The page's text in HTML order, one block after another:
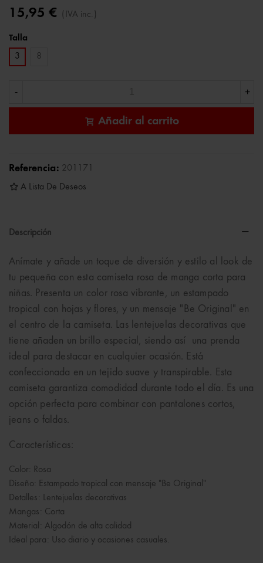
15,95 € (IVA inc.)
Talla
3
8
- +
Añadir al carrito
Referencia: 201171
A Lista De Deseos
Descripción
Anímate y añade un toque de diversión y estilo al look de
tu pequeña con esta camiseta rosa de manga corta para
niñas. Presenta un color rosa vibrante, un estampado
tropical con hojas y flores, y un mensaje "Be Original" en
el centro de la camiseta. Las lentejuelas decorativas que
tiene añaden un brillo especial, siendo así una prenda
ideal para destacar en cualquier ocasión. Está
confeccionada en un tejido suave y transpirable. Esta
camiseta garantiza comodidad durante todo el día. Es una
opción perfecta para combinar con pantalones cortos,
jeans o faldas.
Características:
Color: Rosa
Diseño: Estampado tropical con mensaje "Be Original"
Detalles: Lentejuelas decorativas
Mangas: Corta
Material: Algodón de alta calidad
Ideal para: Uso diario y ocasiones casuales.